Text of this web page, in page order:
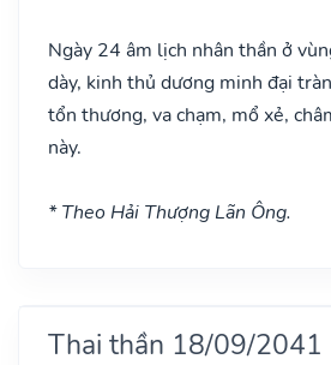
Ngày 24 âm lịch nhân thần ở
dày, kinh thủ dương minh đại
tổn thương, va chạm, mổ xẻ,
này.
* Theo Hải Thượng Lãn Ông.
Thai thần 18/09/2041